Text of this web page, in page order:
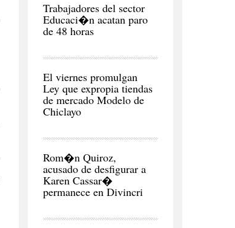
Trabajadores del sector
Educaci�n acatan paro
de 48 horas
El viernes promulgan
Ley que expropia tiendas
de mercado Modelo de
Chiclayo
Rom�n Quiroz,
acusado de desfigurar a
Karen Cassar�
permanece en Divincri